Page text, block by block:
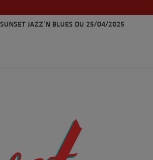
SUNSET JAZZ'N BLUES DU 25/04/2025